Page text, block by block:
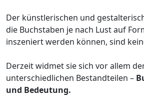
Der künstlerischen und
die Buchstaben je nach Lust auf
inszeniert werden können, sind
Derzeit widmet sie sich vor allem
unterschiedlichen Bestandteilen –
und Bedeutung.